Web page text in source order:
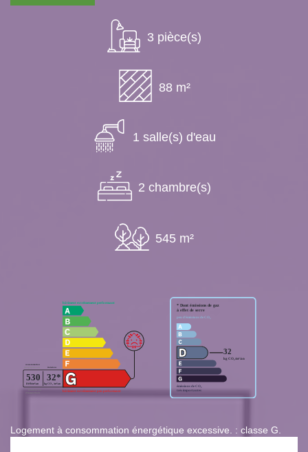
3 pièce(s)
88 m²
1 salle(s) d'eau
2 chambre(s)
545 m²
Logement à consommation énergétique excessive. : classe G.